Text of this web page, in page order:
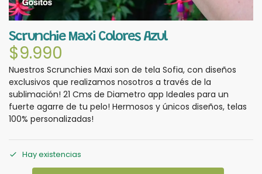
Scrunchie Maxi Colores Azul
$9.990
Nuestros Scrunchies Maxi son de tela Sofia, con diseños
exclusivos que realizamos nosotros a través de la
sublimación! 21 Cms de Diametro app Ideales para un
fuerte agarre de tu pelo! Hermosos y únicos diseños, telas
100% personalizadas!
Hay existencias